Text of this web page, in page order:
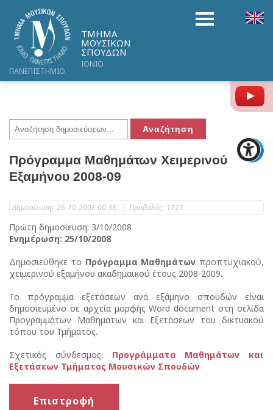
ΤΜΗΜΑ
ΜΟΥΣΙΚΩΝ
ΣΠΟΥΔΩΝ
ΙΟΝΙΟ
ΠΑΝΕΠΙΣΤΗΜΙΟ
Πρόγραμμα Μαθημάτων Χειμερινού
Εξαμήνου 2008-09
Δημοσίευση: 26-10-2008 00:38 | Προβολές: 1121
Πρώτη δημοσίευση: 3/10/2008
Ενημέρωση: 25/10/2008
Δημοσιεύθηκε το Πρόγραμμα Μαθημάτων προπτυχιακού,
χειμερινού εξαμήνου ακαδημαϊκού έτους 2008-2009.
Το πρόγραμμα εξετάσεων ανά εξάμηνο σπουδών είναι
δημοσιευμένο σε αρχεία μορφής Word document στη σελίδα
Προγραμμάτων Μαθημάτων και Εξετάσεων του δικτυακού
τόπου του Τμήματος.
Σχετικός σύνδεσμος: Προγράμματα Μαθημάτων και
Εξετάσεων Τμήματος Μουσικών Σπουδών
Επιστροφή